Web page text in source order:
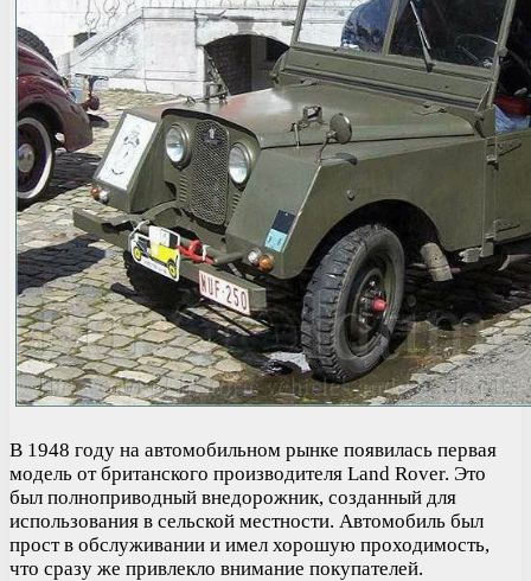
В 1948 году на автомобильном рынке появилась первая
модель от британского производителя Land Rover. Это
был полноприводный внедорожник, созданный для
использования в сельской местности. Автомобиль был
прост в обслуживании и имел хорошую проходимость,
что сразу же привлекло внимание покупателей.